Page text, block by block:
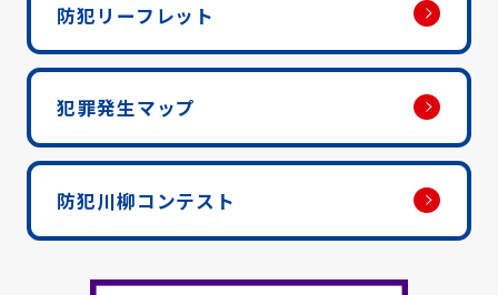
防犯リーフレット
犯罪発生マップ
防犯川柳コンテスト